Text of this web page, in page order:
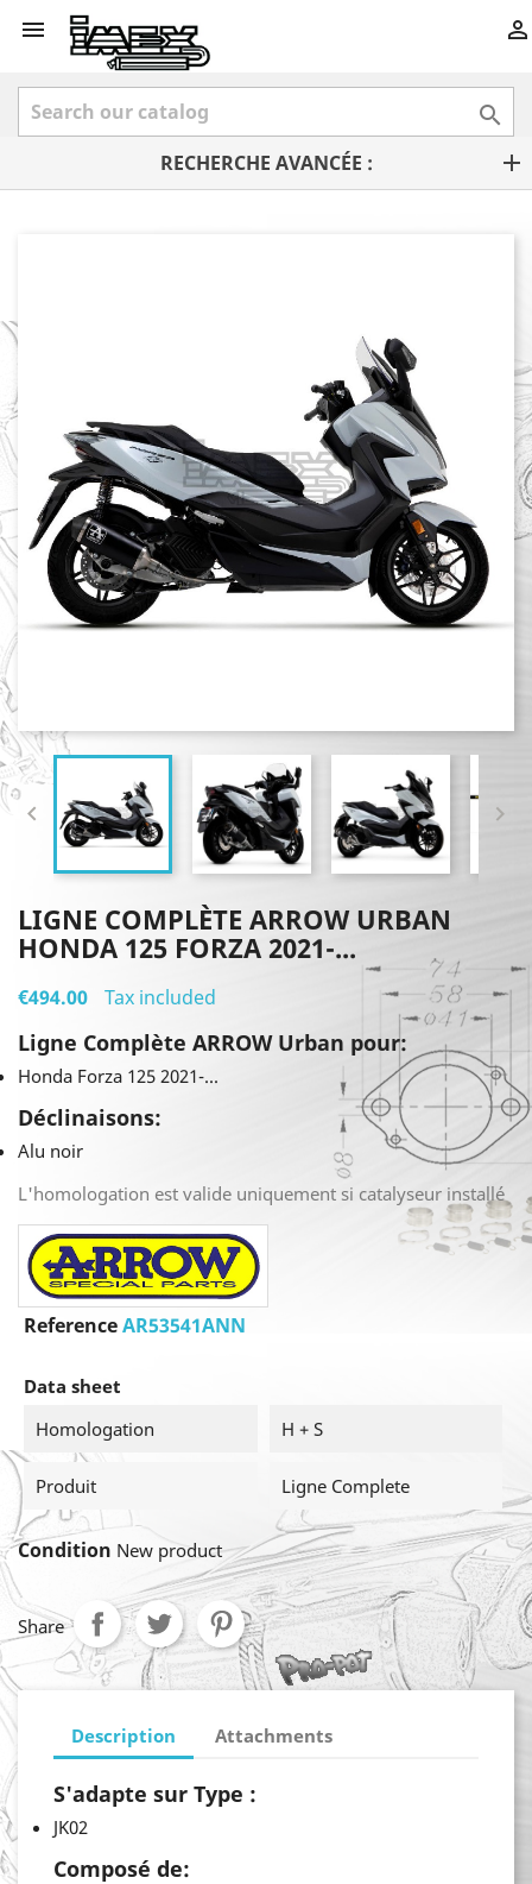
 

RECHERCHE AVANCÉE :
 
LIGNE COMPLÈTE ARROW URBAN
HONDA 125 FORZA 2021-...
€494.00 Tax included
Ligne Complète ARROW Urban pour:
Honda Forza 125 2021-...
Déclinaisons:
Alu noir
L'homologation est valide uniquement si catalyseur installé
ReferenceAR53541ANN
Data sheet
Homologation
H + S
Produit Ligne Complete
Condition New product
Share
Description Attachments
S'adapte sur Type :
JK02
Composé de: